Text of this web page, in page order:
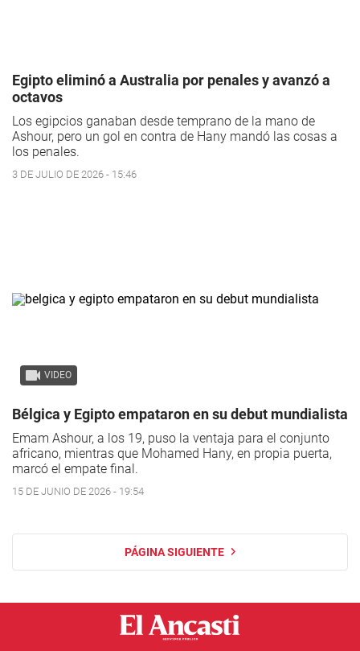
Egipto eliminó a Australia por penales y avanzó a
octavos
Los egipcios ganaban desde temprano de la mano de
Ashour, pero un gol en contra de Hany mandó las cosas a
los penales.
3 DE JULIO DE 2026 - 15:46
VIDEO
Bélgica y Egipto empataron en su debut mundialista
Emam Ashour, a los 19, puso la ventaja para el conjunto
africano, mientras que Mohamed Hany, en propia puerta,
marcó el empate final.
15 DE JUNIO DE 2026 - 19:54
PÁGINA SIGUIENTE